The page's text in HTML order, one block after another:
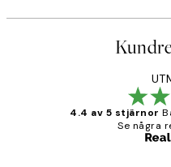
4.4 av 5 stjärnor
Se några